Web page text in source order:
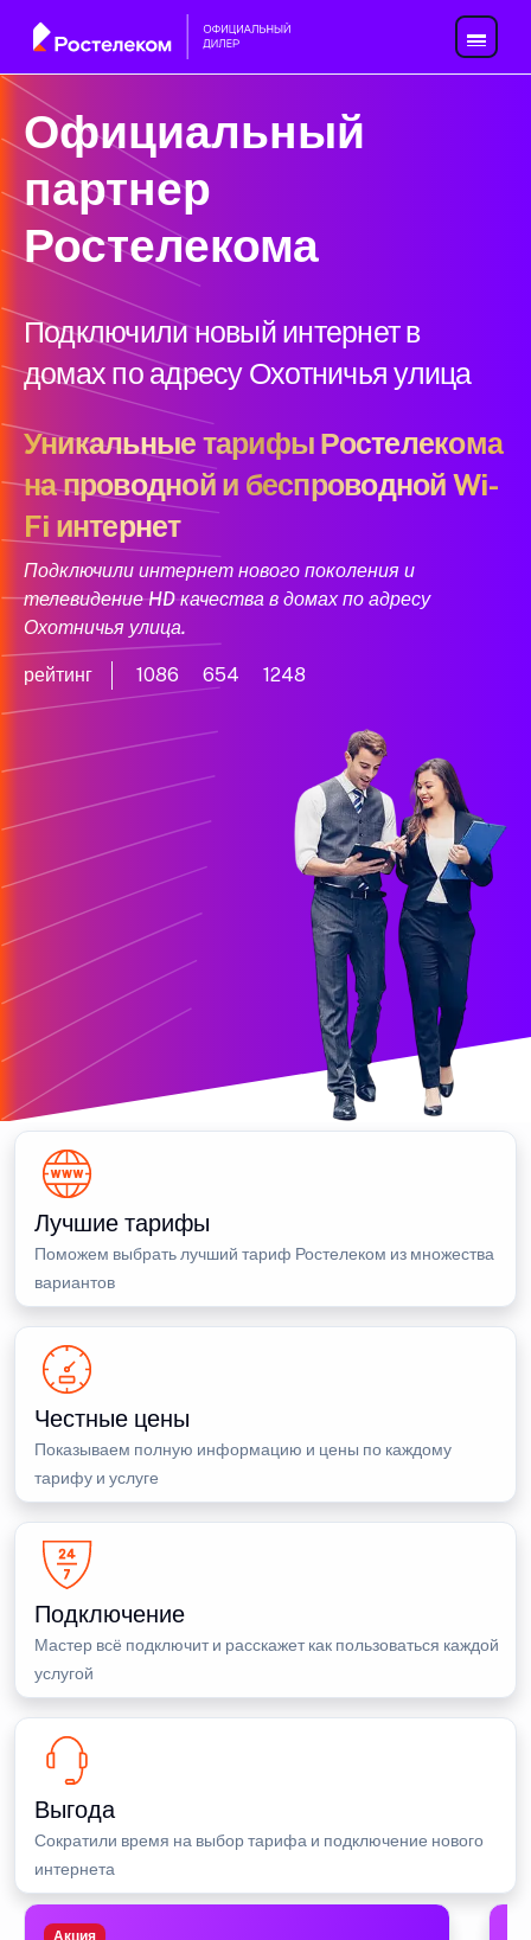
Официальный
партнер
Ростелекома
Подключили новый интернет в
домах по адресу Охотничья улица
Уникальные тарифы Ростелекома
на проводной и беспроводной Wi-
Fi интернет
Подключили интернет нового поколения и
телевидение HD качества в домах по адресу
Охотничья улица.
рейтинг 1086 654 1248
Лучшие тарифы
Поможем выбрать лучший тариф Ростелеком из множества
вариантов
Честные цены
Показываем полную информацию и цены по каждому
тарифу и услуге
Подключение
Мастер всё подключит и расскажет как пользоваться каждой
услугой
Выгода
Сократили время на выбор тарифа и подключение нового
интернета
Акция